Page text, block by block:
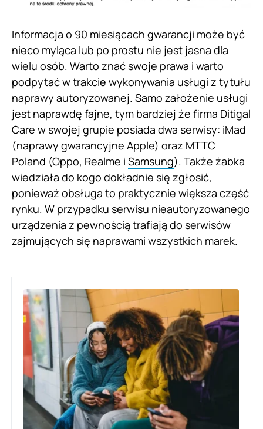
Informacja o 90 miesiącach gwarancji może być
nieco myląca lub po prostu nie jest jasna dla
wielu osób. Warto znać swoje prawa i warto
podpytać w trakcie wykonywania usługi z tytułu
naprawy autoryzowanej. Samo założenie usługi
jest naprawdę fajne, tym bardziej że firma Ditigal
Care w swojej grupie posiada dwa serwisy: iMad
(naprawy gwarancyjne Apple) oraz MTTC
Poland (Oppo, Realme i Samsung). Także żabka
wiedziała do kogo dokładnie się zgłosić,
ponieważ obsługa to praktycznie większa część
rynku. W przypadku serwisu nieautoryzowanego
urządzenia z pewnością trafiają do serwisów
zajmujących się naprawami wszystkich marek.